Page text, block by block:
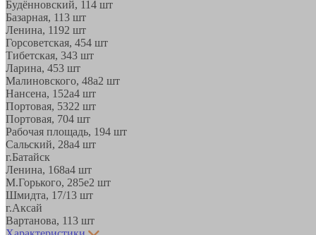
Будённовский, 114 шт
Базарная, 113 шт
Ленина, 1192 шт
Горсоветская, 454 шт
Тибетская, 343 шт
Ларина, 453 шт
Малиновского, 48а2 шт
Нансена, 152а4 шт
Портовая, 5322 шт
Портовая, 704 шт
Рабочая площадь, 194 шт
Сальский, 28a4 шт
г.Батайск
Ленина, 168а4 шт
М.Горького, 285е2 шт
Шмидта, 17/13 шт
г.Аксай
Вартанова, 113 шт